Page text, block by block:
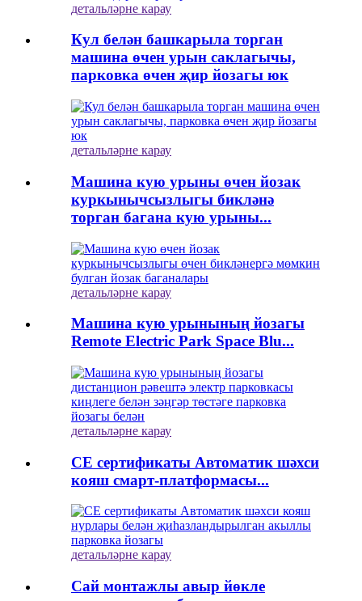
детальләрне карау
Кул белән башкарыла торган
машина өчен урын саклагычы,
парковка өчен җир йозагы юк
детальләрне карау
Машина кую урыны өчен йозак
куркынычсызлыгы бикләнә
торган багана кую урыны...
детальләрне карау
Машина кую урынының йозагы
Remote Electric Park Space Blu...
детальләрне карау
CE сертификаты Автоматик шәхси
кояш смарт-платформасы...
детальләрне карау
Сай монтажлы авыр йөкле